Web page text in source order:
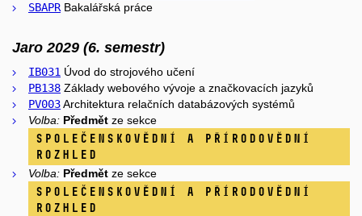
SBAPRBakalářská práce
Jaro 2029 (6. semestr)
IB031 Úvod do strojového učení
PB138 Základy webového vývoje a značkovacích jazyků
PV003Architektura relačních databázových systémů
Volba: Předmět ze sekce
Společenskovědní a přírodovědní
rozhled
Volba: Předmět ze sekce
Společenskovědní a přírodovědní
rozhled